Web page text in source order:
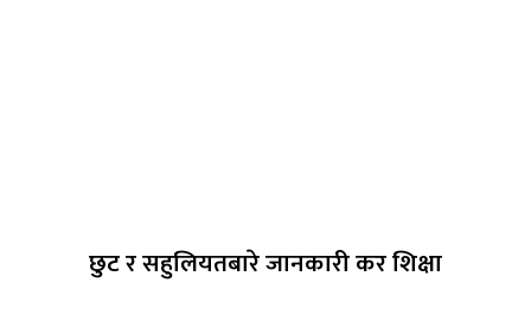
छुट र सहुलियतबारे जानकारी कर शिक्षा